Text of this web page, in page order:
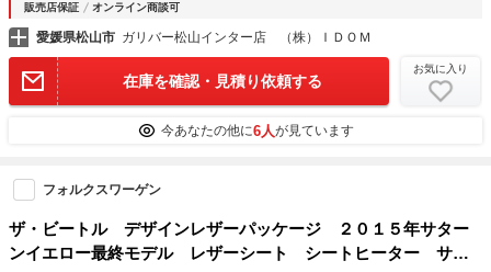
販売店保証 オンライン商談可
愛媛県松山市 ガリバー松山インター店 （株）ＩＤＯＭ
在庫を確認・見積り依頼する
お気に入り
今あなたの他に6人が見ています
フォルクスワーゲン
ザ・ビートル デザインレザーパッケージ ２０１５年サター
ンイエロー最終モデル レザーシート シートヒーター サン